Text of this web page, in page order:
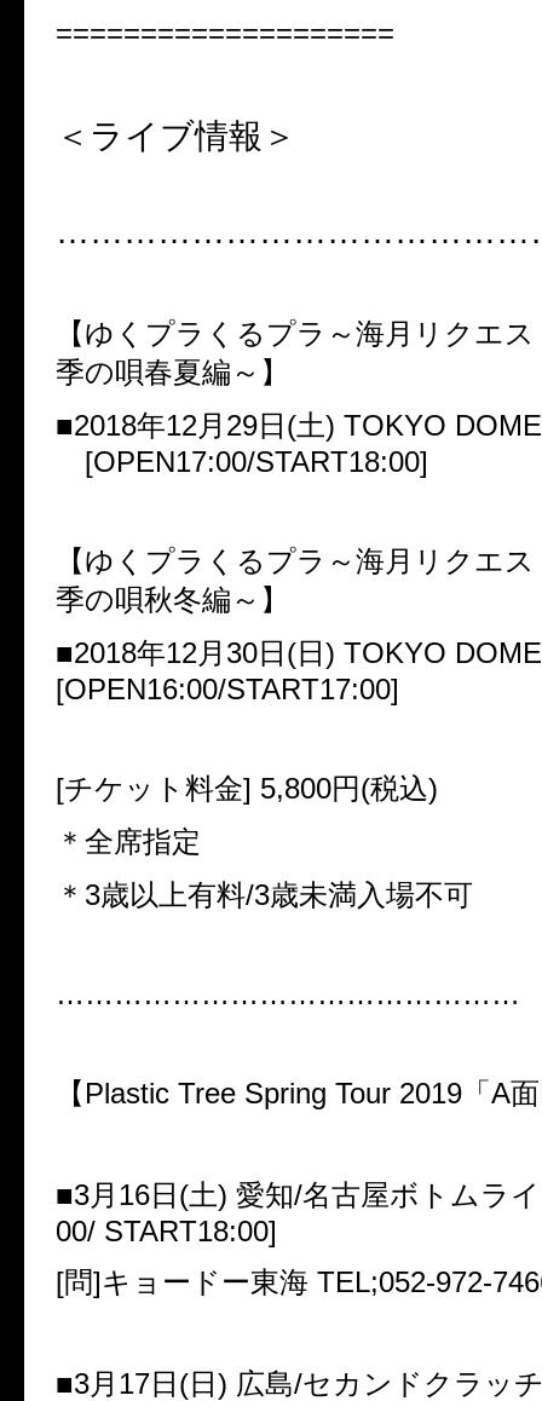
====================
＜ライブ情報＞
【ゆくプラくるプラ～海月リクエ
季の唄春夏編～】
■2018年12月 29日 (土) TOKYO
[OPEN17:00/START18:00]
【ゆくプラくるプラ～海月リクエ
季の唄秋冬編～】
■2018年12月 30日 (日 ) TOKYO
[OPEN16:00/START17:00]
[チケット料金] 5,800円(税込)
＊全席指定
＊ 3歳以上有料/3歳未満入場不可
…………………………………………
【 Plastic Tree Spring Tour 2019 「 A面
■3月 16日 (土) 愛知/名古屋ボトムラ
00/ START18:00]
[問]キョードー東海 TEL;052-972-
■3月 17日 (日 ) 広島/セカンドクラッ